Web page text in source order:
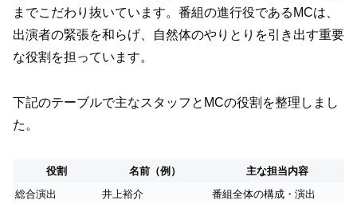
までこだわり抜いています。番組の進行役であるMCは、
出演者の緊張を和らげ、自然体のやりとりを引き出す重要
な役割を担っています。
下記のテーブルで主なスタッフとMCの役割を整理しまし
た。
役割 名前（例）
主な担当内容
総合演出
井上裕介
番組全体の構成・演出